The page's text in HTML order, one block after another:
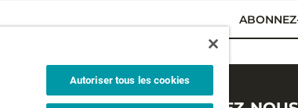
Autoriser tous les cookies